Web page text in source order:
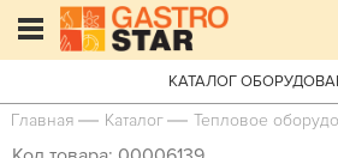
КАТАЛОГ
Главная Каталог Тепловое